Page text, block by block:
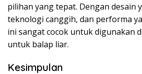
pilihan yang tepat. Dengan desain
teknologi canggih, dan performa
ini sangat cocok untuk digunakan
untuk balap liar.
Kesimpulan